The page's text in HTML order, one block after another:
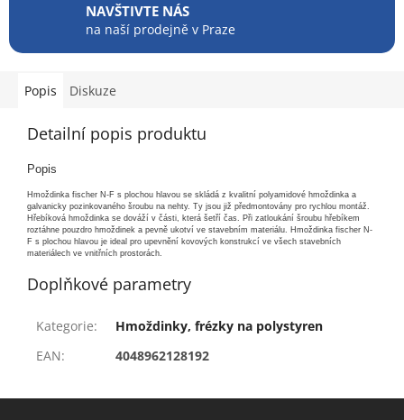
NAVŠTIVTE NÁS
na naší prodejně v Praze
Popis Diskuze
Detailní popis produktu
Popis
Hmoždinka fischer N-F s plochou hlavou se skládá z kvalitní polyamidové hmoždinka a
galvanicky pozinkovaného šroubu na nehty. Ty jsou již předmontovány pro rychlou montáž.
Hřebíková hmoždinka se dováží v části, která šetří čas. Při zatloukání šroubu hřebíkem
roztáhne pouzdro hmoždinek a pevně ukotví ve stavebním materiálu. Hmoždinka fischer N-
F s plochou hlavou je ideal pro upevnění kovových konstrukcí ve všech stavebních
materiálech ve vnitřních prostorách.
Doplňkové parametry
Kategorie:
Hmoždinky, frézky na polystyren
EAN: 4048962128192
Z